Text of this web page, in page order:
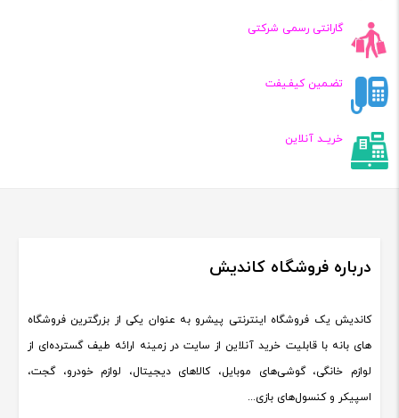
گارانتی رسمی شرکتی
تضـمین کیفـیفت
خریــد آنلاین
درباره فروشگاه کاندیش
کاندیش یک فروشگاه اینترنتی پیشرو به عنوان یکی از بزرگترین فروشگاه
های بانه با قابلیت خرید آنلاین از سایت در زمینه ارائه طیف گسترده‌ای از
لوازم خانگی، گوشی‌های موبایل، کالاهای دیجیتال، لوازم خودرو، گجت،
اسپیکر و کنسول‌های بازی...